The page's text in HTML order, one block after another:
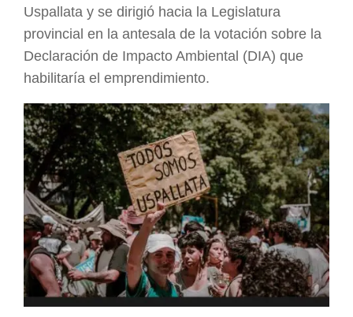
Uspallata y se dirigió hacia la Legislatura
provincial en la antesala de la votación sobre la
Declaración de Impacto Ambiental (DIA) que
habilitaría el emprendimiento.